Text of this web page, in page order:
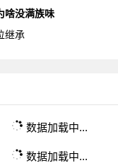
啥没满族味
继承
数据加载中...
数据加载中...